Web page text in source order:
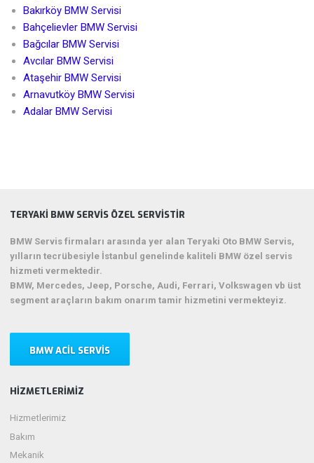
Bakırköy BMW Servisi
Bahçelievler BMW Servisi
Bağcılar BMW Servisi
Avcılar BMW Servisi
Ataşehir BMW Servisi
Arnavutköy BMW Servisi
Adalar BMW Servisi
TERYAKI BMW SERVIS ÖZEL SERVISTIR
BMW Servis firmaları arasında yer alan Teryaki Oto BMW Servis,
yılların tecrübesiyle İstanbul genelinde kaliteli BMW özel servis
hizmeti vermektedir.
BMW, Mercedes, Jeep, Porsche, Audi, Ferrari, Volkswagen vb üst
segment araçların bakım onarım tamir hizmetini vermekteyiz.
BMW ACIL SERVIS
HIZMETLERIMIZ
Hizmetlerimiz
Bakım
Mekanik